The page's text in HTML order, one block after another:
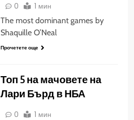
0 1 мин
The most dominant games by
Shaquille O’Neal
Прочетете още
Топ 5 на мачовете на
Лари Бърд в НБА
0 1 мин